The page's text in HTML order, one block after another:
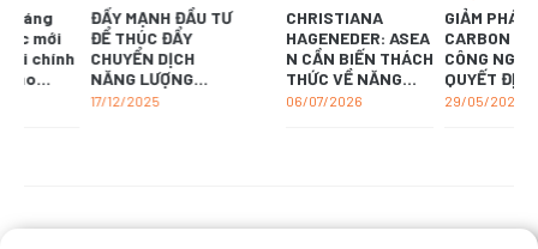
CHRISTIANA
HAGENEDER: ASEA
N CẦN BIẾN THÁCH
THỨC VỀ NĂNG
LƯỢNG THÀNH CƠ
06/07/2026
GIẢM PHÁT THẢI
CARBON TRONG
CÔNG NGHIỆP:
QUYẾT ĐỊNH CHIẾN
LƯỢC HAY ÁP LỰC
Bước đi đầu tiên
của GIZ Việt Nam
nhằm giảm phát
thải khí nhà kính
tại văn phòng làm
11/11/2024